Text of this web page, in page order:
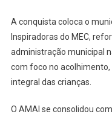
A conquista coloca o
Inspiradoras do MEC,
administração municipal
com foco no
integral das crianças.
O AMAI se consolidou